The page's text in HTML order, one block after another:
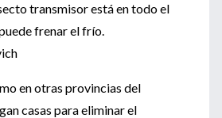
transmisor está en todo el
frenar el frío.
en otras provincias del
casas para eliminar el